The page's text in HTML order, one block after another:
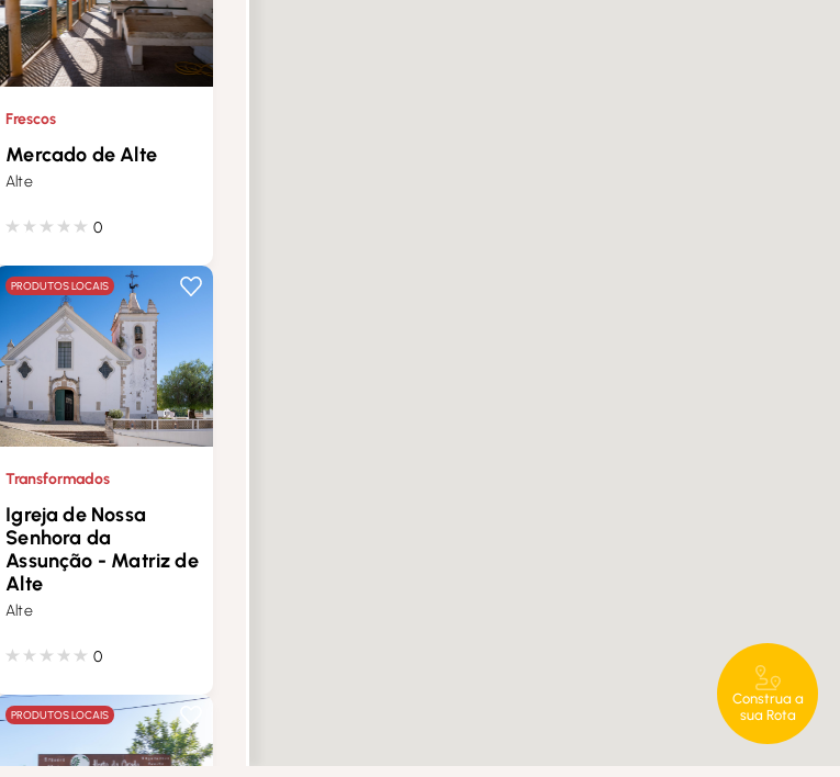
Construa a
sua Rota
Frescos
Mercado de Alte
Alte
0
PRODUTOS LOCAIS
Transformados
Igreja de Nossa
Senhora da
Assunção - Matriz de
Alte
Alte
0
PRODUTOS LOCAIS